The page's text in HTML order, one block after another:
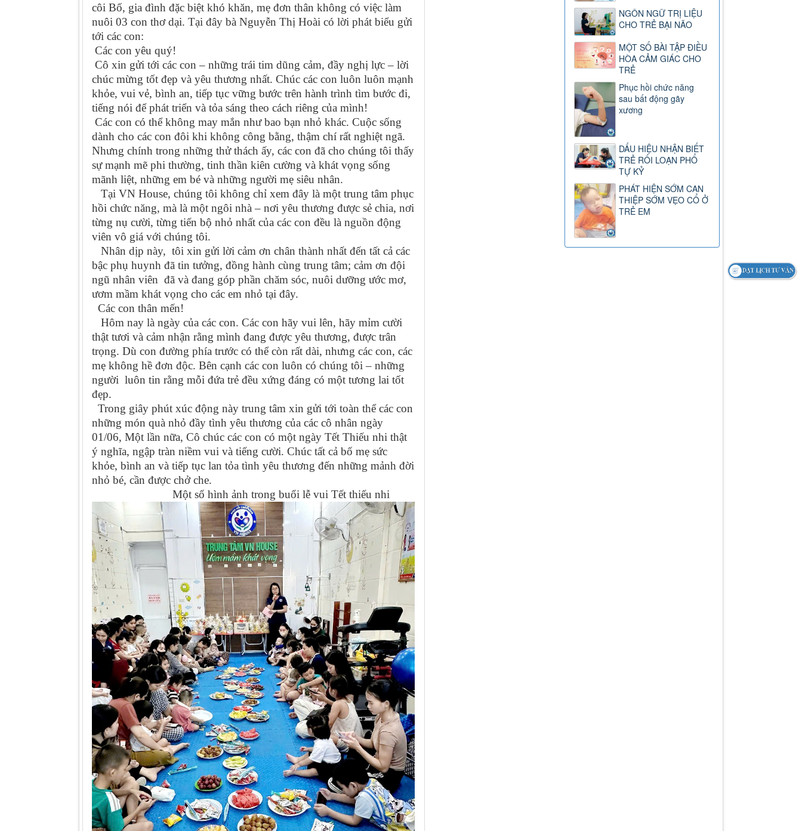
côi Bố, gia đình đặc biệt khó khăn, mẹ đơn thân không có việc làm
nuôi 03 con thơ dại. Tại đây bà Nguyễn Thị Hoài có lời phát biểu gửi
tới các con:
Các con yêu quý!
Cô xin gửi tới các con – những trái tim dũng cảm, đầy nghị lực – lời
chúc mừng tốt đẹp và yêu thương nhất. Chúc các con luôn luôn mạnh
khỏe, vui vẻ, bình an, tiếp tục vững bước trên hành trình tìm bước đi,
tiếng nói để phát triển và tỏa sáng theo cách riêng của mình!
Các con có thể không may mắn như bao bạn nhỏ khác. Cuộc sống
dành cho các con đôi khi không công bằng, thậm chí rất nghiệt ngã.
Nhưng chính trong những thử thách ấy, các con đã cho chúng tôi thấy
sự mạnh mẽ phi thường, tinh thần kiên cường và khát vọng sống
mãnh liệt, những em bé và những người mẹ siêu nhân.
Tại VN House, chúng tôi không chỉ xem đây là một trung tâm phục
hồi chức năng, mà là một ngôi nhà – nơi yêu thương được sẻ chia, nơi
từng nụ cười, từng tiến bộ nhỏ nhất của các con đều là nguồn động
viên vô giá với chúng tôi.
Nhân dịp này, tôi xin gửi lời cảm ơn chân thành nhất đến tất cả các
bậc phụ huynh đã tin tưởng, đồng hành cùng trung tâm; cảm ơn đội
ngũ nhân viên đã và đang góp phần chăm sóc, nuôi dưỡng ước mơ,
ươm mầm khát vọng cho các em nhỏ tại đây.
Các con thân mến!
Hôm nay là ngày của các con. Các con hãy vui lên, hãy mỉm cười
thật tươi và cảm nhận rằng mình đang được yêu thương, được trân
trọng. Dù con đường phía trước có thể còn rất dài, nhưng các con, các
mẹ không hề đơn độc. Bên cạnh các con luôn có chúng tôi – những
người luôn tin rằng mỗi đứa trẻ đều xứng đáng có một tương lai tốt
đẹp.
Trong giây phút xúc động này trung tâm xin gửi tới toàn thể các con
những món quà nhỏ đầy tình yêu thương của các cô nhân ngày
01/06, Một lần nữa, Cô chúc các con có một ngày Tết Thiếu nhi thật
ý nghĩa, ngập tràn niềm vui và tiếng cười. Chúc tất cả bố mẹ sức
khỏe, bình an và tiếp tục lan tỏa tình yêu thương đến những mảnh đời
nhỏ bé, cần được chở che.
Một số hình ảnh trong buổi lễ vui Tết thiếu nhi
NGÔN NGỮ TRỊ LIỆU
CHO TRẺ BẠI NÃO
MỘT SỐ BÀI TẬP ĐIỀU
HÒA CẢM GIÁC CHO
TRẺ
Phục hồi chức năng
sau bất động gãy
xương
DẤU HIỆU NHẬN BIẾT
TRẺ RỐI LOẠN PHỔ
TỰ KỶ
PHÁT HIỆN SỚM CAN
THIỆP SỚM VẸO CỔ Ở
TRẺ EM